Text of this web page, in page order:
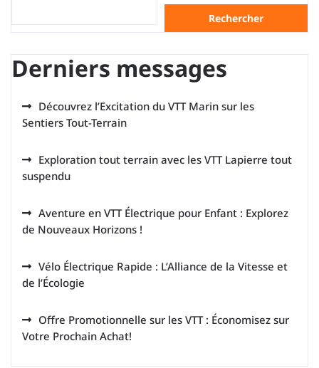
Rechercher
Derniers messages
Découvrez l’Excitation du VTT Marin sur les
Sentiers Tout-Terrain
Exploration tout terrain avec les VTT Lapierre tout
suspendu
Aventure en VTT Électrique pour Enfant : Explorez
de Nouveaux Horizons !
Vélo Électrique Rapide : L’Alliance de la Vitesse et
de l’Écologie
Offre Promotionnelle sur les VTT : Économisez sur
Votre Prochain Achat!